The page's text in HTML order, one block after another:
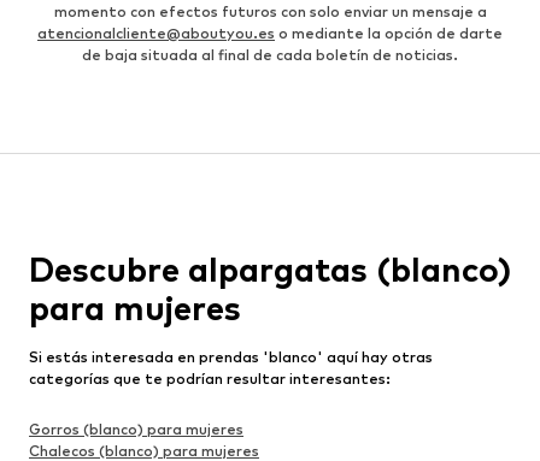
momento con efectos futuros con solo enviar un mensaje a
atencionalcliente@aboutyou.es o mediante la opción de darte
de baja situada al final de cada boletín de noticias.
Descubre alpargatas (blanco)
para mujeres
Si estás interesada en prendas 'blanco' aquí hay otras
categorías que te podrían resultar interesantes:
Gorros (blanco) para mujeres
Chalecos (blanco) para mujeres